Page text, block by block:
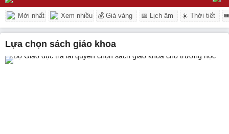
Mới nhất Xem nhiều 💰 Giá vàng 📅 Lịch âm ☀️ Thời tiết
Lựa chọn sách giáo khoa